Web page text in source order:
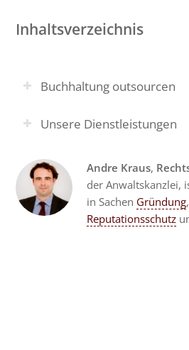
Inhaltsverzeichnis
Buchhaltung outsourcen
Unsere Dienstleistungen
Andre Kraus,
der Anwaltskanzlei,
in Sachen Gründung,
Reputationsschutz